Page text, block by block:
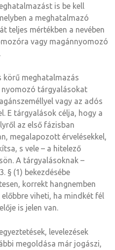
is be kell
a meghatalmazó
teljes mértékben a nevében
vagy magánnyomozó
körű meghatalmazás
nyomozó tárgyalásokat
vagy az adós
E tárgyalások célja, hogy a
az első fázisban
megalapozott érvelésekkel,
s vele – a hitelező
A tárgyalásoknak –
§ (1) bekezdésébe
korrekt hangnemben
viheti, ha mindkét fél
is jelen van.
levelezések
megoldása már jogászi,